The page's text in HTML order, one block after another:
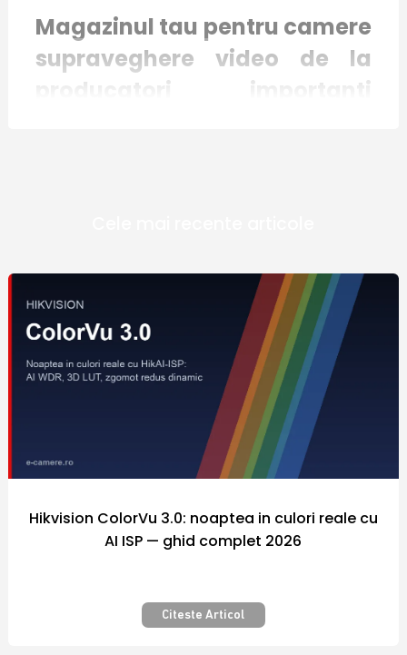
Magazinul tau pentru camere
supraveghere video de la
producatori importanti
producatori renumiti in industria
internationala a sistemelor de securitate, iar
preturile diferitelor modele de echipamente
si camere video supraveghere din portofoliul
firmei Polites Online Srl sunt adaptate la
puterea de cumparare a fiecarui client.
Nicaieri altundeva siguranta nu a costat atat
de putin! Securizarea bunurilor pe care le
detinem este importanta pentru fiecare
dintre noi.
Camera video supraveghere – Pentru
Hikvision ColorVu 3.0: noaptea in culori reale cu
AI ISP — ghid complet 2026
Citeste Articol